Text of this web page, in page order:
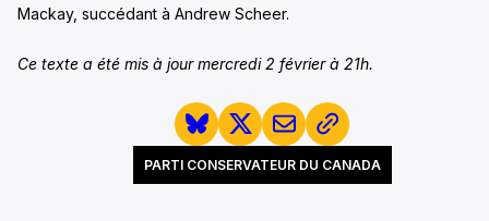
Mackay, succédant à Andrew Scheer.
Ce texte a été mis à jour mercredi 2 février à 21h.
PARTI CONSERVATEUR DU CANADA